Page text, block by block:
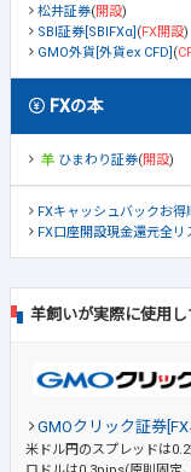
松井証券(開設)
SBI証券[SBIFXα] (FX開設)
GMO外貨[外貨ex CFD] (
FXの本
ひまわり証券(開設)
FXキャッシュバックお得
FX口座開設現金還元全リ
羊飼いが実際に使用し
GMOクリック証券[FX
米ドル円のスプレッドは